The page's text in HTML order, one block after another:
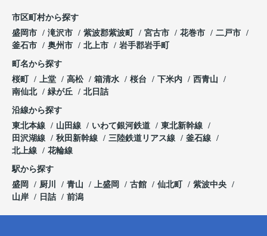
市区町村から探す
盛岡市
滝沢市 紫波郡紫波町 宮古市 花巻市
二戸市
釜石市
奥州市 北上市 岩手郡岩手町
町名から探す
桜町
上堂 高松 箱清水 桜台 下米内
西青山
南仙北
緑が丘 北日詰
沿線から探す
東北本線
山田線 いわて銀河鉄道
東北新幹線
田沢湖線
秋田新幹線 三陸鉄道リアス線
釜石線
北上線
花輪線
駅から探す
盛岡
厨川 青山 上盛岡 古館 仙北町
紫波中央
山岸
日詰 前潟